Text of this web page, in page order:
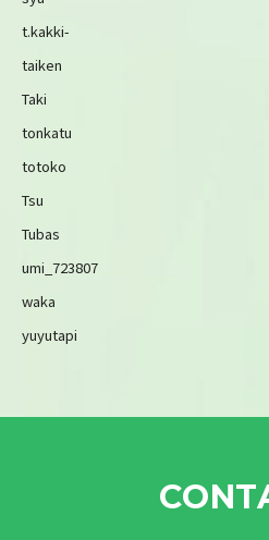
t.kakki-
taiken
Taki
tonkatu
totoko
Tsu
Tubas
umi_723807
waka
yuyutapi